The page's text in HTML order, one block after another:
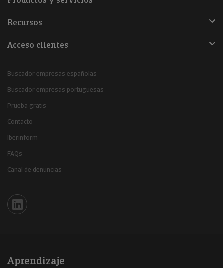
Recursos
Acceso clientes
Buscador empresas españolas
Buscador empresas portuguesas
Prueba gratis
Contacto
Iberinform
FAQs
Canal de denuncias
Iberinform en Linkedin
Aprendizaje